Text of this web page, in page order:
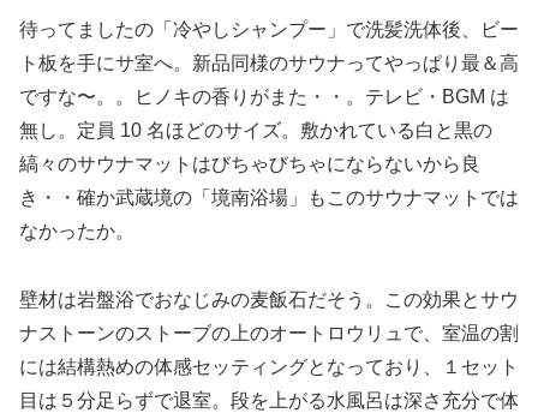
待ってましたの「冷やしシャンプー」で洗髪洗体後、ビー
ト板を手にサ室へ。新品同様のサウナってやっぱり最＆高
ですな〜。。ヒノキの香りがまた・・。テレビ・BGM は
無し。定員 10 名ほどのサイズ。敷かれている白と黒の
縞々のサウナマットはびちゃびちゃにならないから良
き・・確か武蔵境の「境南浴場」もこのサウナマットでは
なかったか。
壁材は岩盤浴でおなじみの麦飯石だそう。この効果とサウ
ナストーンのストーブの上のオートロウリュで、室温の割
には結構熱めの体感セッティングとなっており、１セット
目は５分足らずで退室。段を上がる水風呂は深さ充分で体